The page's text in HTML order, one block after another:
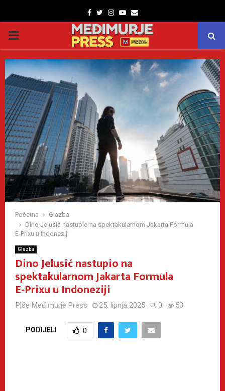
Facebook
TwitterInstagram
Youtube
Email
PRIMARY
MENU
Početna
Glazba
Dino Jelusić nastupio na spektakularnom Jakarta Formula
E‑Prixu u Indoneziji
Glazba
Dino Jelusić nastupio na
spektakularnom Jakarta Formula
E‑Prixu u Indoneziji
Piše Međimurje Press 25. lipnja 2025 0 53
PODIJELI 0